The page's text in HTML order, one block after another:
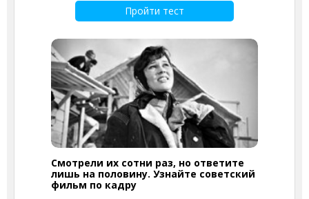
Пройти тест
Смотрели их сотни раз, но ответите
лишь на половину. Узнайте советский
фильм по кадру